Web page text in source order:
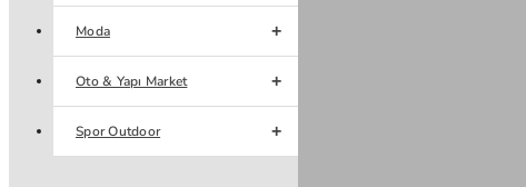
Moda
Oto & Yapı Market
Spor Outdoor